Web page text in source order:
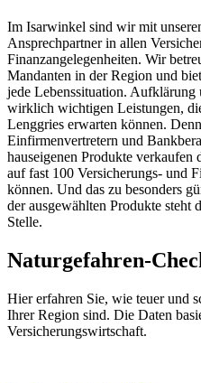
Im Isarwinkel sind wir mit
Ansprechpartner in allen
Finanzangelegenheiten. Wir
Man­dan­ten in der Re­gion und
jede Lebenssituation. Aufklärung
wirklich wichtigen Leistungen,
Lenggries erwarten können.
Einfirmenvertretern und
hauseigenen Produkte
auf fast 100 Versicherungs- und
können. Und das zu besonders
der ausgewählten Produkte steht
Stelle.
Naturgefahren-
Hier erfahren Sie, wie teuer und
Ihrer Region sind. Die Daten
Versicherungswirtschaft.